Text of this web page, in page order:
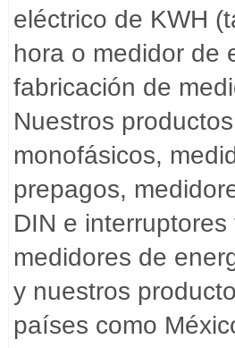
eléctrico de KWH
hora o medidor de
fabricación de
Nuestros
monofásicos,
prepagos,
DIN e
medidores de
y nuestros
países como